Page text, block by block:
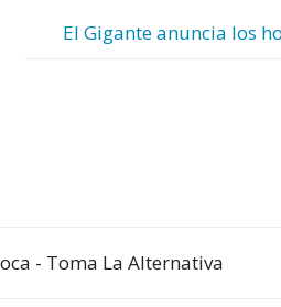
El Gigante anuncia los
- Toma La Alternativa